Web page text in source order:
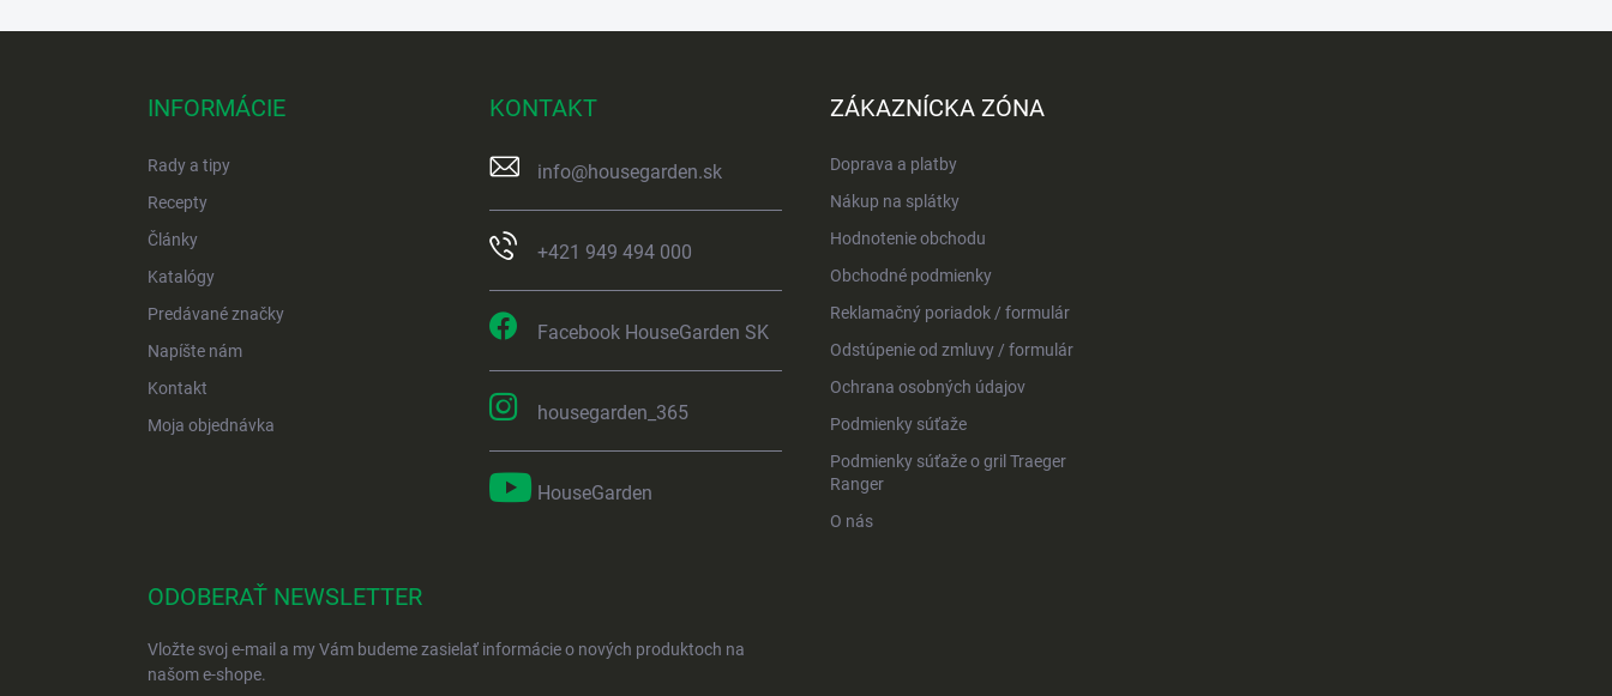
INFORMÁCIE
Rady a tipy
Recepty
Články
Katalógy
Predávané značky
Napíšte nám
Kontakt
Moja objednávka
KONTAKT
info@housegarden.sk
+421 949 494 000
Facebook HouseGarden SK
housegarden_365
HouseGarden
ZÁKAZNÍCKA ZÓNA
Doprava a platby
Nákup na splátky
Hodnotenie obchodu
Obchodné podmienky
Reklamačný poriadok / formulár
Odstúpenie od zmluvy / formulár
Ochrana osobných údajov
Podmienky súťaže
Podmienky súťaže o gril Traeger
Ranger
O nás
ODOBERAŤ NEWSLETTER
Vložte svoj e-mail a my Vám budeme zasielať informácie o nových produktoch na
našom e-shope.